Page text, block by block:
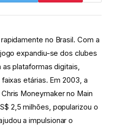
no Brasil. Com a
expandiu-se dos clubes
plataformas digitais,
etárias. Em 2003, a
Moneymaker no Main
2,5 milhões, popularizou o
a impulsionar o